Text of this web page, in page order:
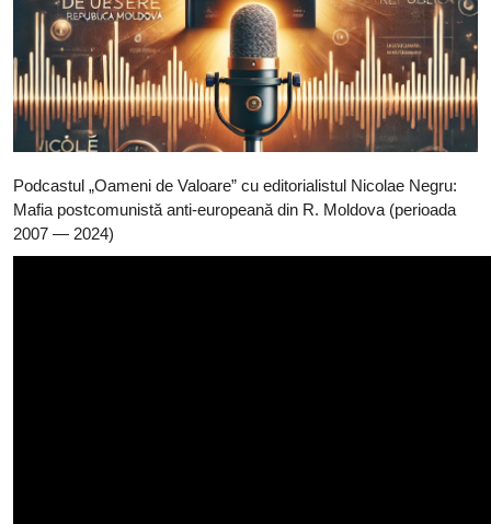
Podcastul „Oameni de Valoare” cu editorialistul Nicolae Negru:
Mafia postcomunistă anti-europeană din R. Moldova (perioada
2007 — 2024)